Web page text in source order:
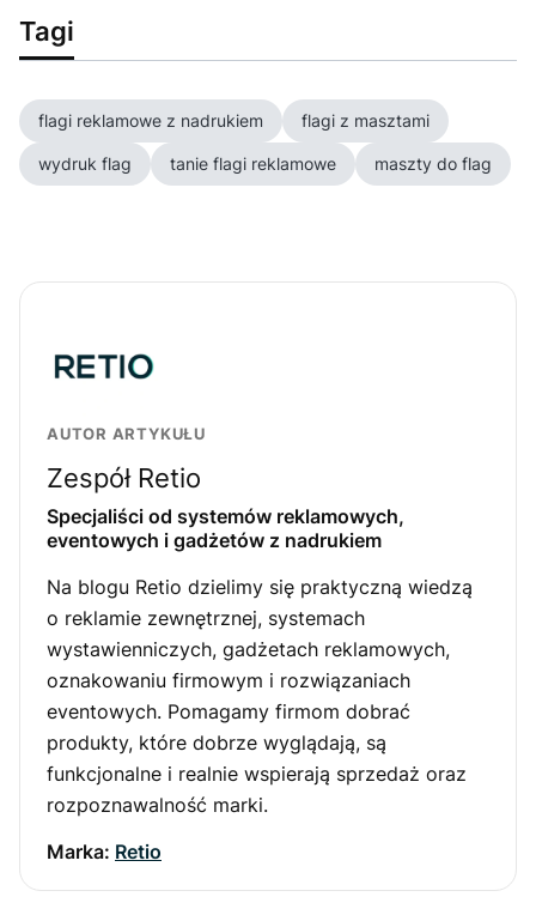
Tagi
flagi reklamowe z nadrukiem flagi z masztami
wydruk flag tanie flagi reklamowe maszty do flag
AUTOR ARTYKUŁU
Zespół Retio
Specjaliści od systemów reklamowych,
eventowych i gadżetów z nadrukiem
Na blogu Retio dzielimy się praktyczną wiedzą
o reklamie zewnętrznej, systemach
wystawienniczych, gadżetach reklamowych,
oznakowaniu firmowym i rozwiązaniach
eventowych. Pomagamy firmom dobrać
produkty, które dobrze wyglądają, są
funkcjonalne i realnie wspierają sprzedaż oraz
rozpoznawalność marki.
Marka: Retio